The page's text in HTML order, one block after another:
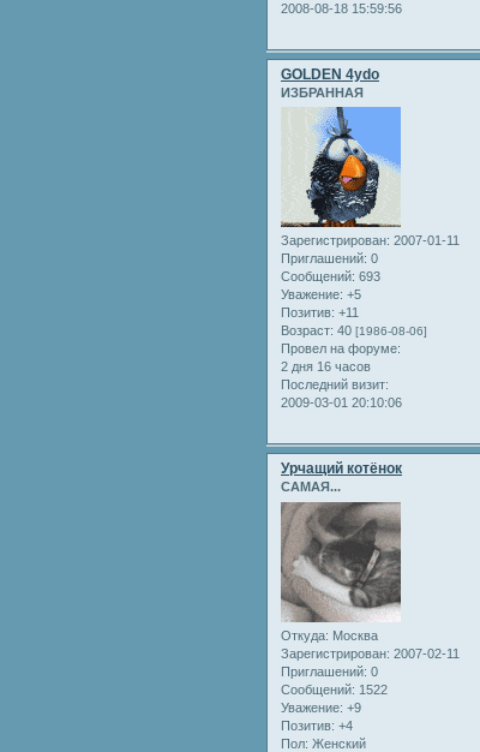
2008-08-18 15:59:56
GOLDEN 4ydo
ИЗБРАННАЯ
Зарегистрирован: 2007-01-11
Приглашений: 0
Сообщений: 693
Уважение: +5
Позитив: +11
Возраст: 40 [1986-08-06]
Провел на форуме:
2 дня 16 часов
Последний визит:
2009-03-01 20:10:06
Урчащий котёнок
САМАЯ...
Откуда: Москва
Зарегистрирован: 2007-02-11
Приглашений: 0
Сообщений: 1522
Уважение: +9
Позитив: +4
Пол: Женский